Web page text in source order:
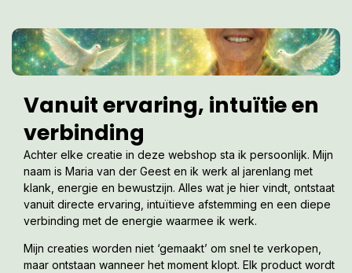
Vanuit ervaring, intuïtie en
verbinding
Achter elke creatie in deze webshop sta ik persoonlijk. Mijn
naam is Maria van der Geest en ik werk al jarenlang met
klank, energie en bewustzijn. Alles wat je hier vindt, ontstaat
vanuit directe ervaring, intuïtieve afstemming en een diepe
verbinding met de energie waarmee ik werk.
Mijn creaties worden niet ‘gemaakt’ om snel te verkopen,
maar ontstaan wanneer het moment klopt. Elk product wordt